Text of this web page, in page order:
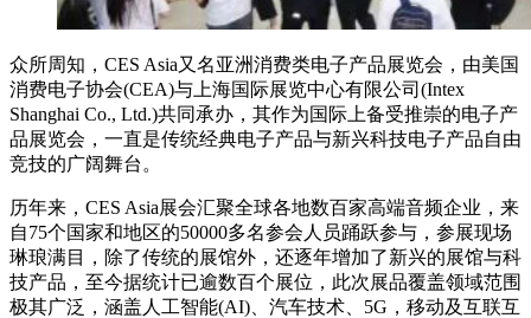
众所周知，CES Asia又名亚洲消费类电子产品展览会，由美国
消费电子协会(CEA)与上海国际展览中心有限公司(Intex
Shanghai Co., Ltd.)共同承办，其作为国际上备受推崇的电子产
品展览会，一直是传统经典电子产品与新兴科技电子产品自由
竞技的广阔舞台。
历年来，CES Asia展会汇聚全球各地数百家高端音频企业，来
自75个国家和地区的50000多名参会人员踊跃参与，参展现场
琳琅满目，除了传统的展馆外，还逐年增加了新兴的展馆与科
技产品，至今据统计已逾数百个展位，此次展品覆盖领域范围
极其广泛，涵盖人工智能(AI)、汽车技术、5G，移动及互联互